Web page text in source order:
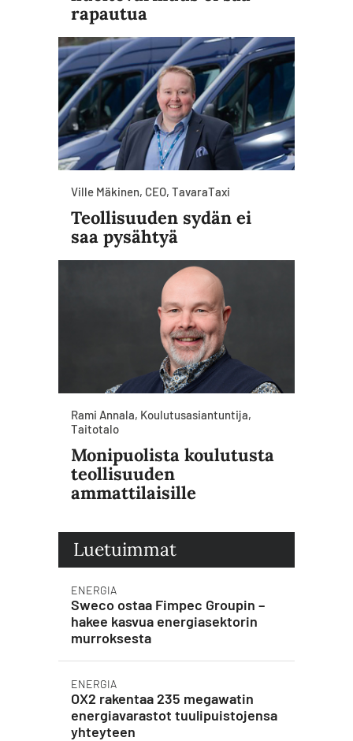
rapautua
Ville Mäkinen, CEO, TavaraTaxi
Teollisuuden sydän ei
saa pysähtyä
Rami Annala, Koulutusasiantuntija,
Taitotalo
Monipuolista koulutusta
teollisuuden
ammattilaisille
Luetuimmat
ENERGIA
Sweco ostaa Fimpec Groupin –
hakee kasvua energiasektorin
murroksesta
ENERGIA
OX2 rakentaa 235 megawatin
energiavarastot tuulipuistojensa
yhteyteen